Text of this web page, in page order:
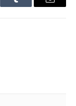
Tumblr Email